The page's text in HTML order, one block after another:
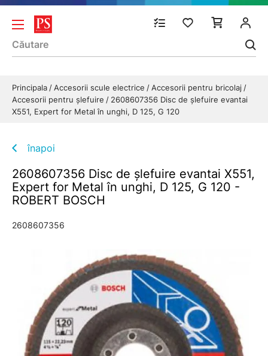
Principala Accesorii scule electrice
Accesorii pentru bricolaj
Accesorii pentru șlefuire
2608607356 Disc de şlefuire evantai
X551, Expert for Metal în unghi, D 125, G 120
înapoi
2608607356 Disc de şlefuire evantai X551,
Expert for Metal în unghi, D 125, G 120 -
ROBERT BOSCH
2608607356